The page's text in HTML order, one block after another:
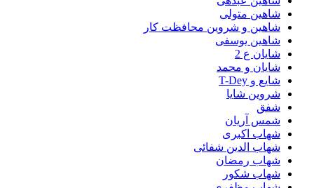
شاهین متولی
شاهین و شروین محافظت کار
شاهین یوسفی
شایان ع 2
شایان و محمد
شایع و T-Dey
شروین شایا
شفق
شمس آریان
شهاب اکبری
شهاب الدین شفائی
شهاب رمضان
شهاب شکور